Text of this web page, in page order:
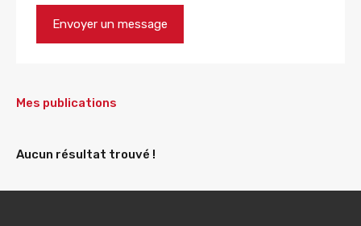
Mes publications
Aucun résultat trouvé !